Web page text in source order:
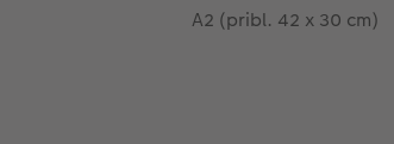
A2 (pribl. 42 x 30 cm)